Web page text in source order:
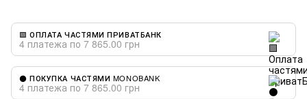
🟩 ОПЛАТА ЧАСТЯМИ ПРИВАТБАНК
4 платежа по 7 865.00 грн
⚫ ПОКУПКА ЧАСТЯМИ MONOBANK
4 платежа по 7 865.00 грн